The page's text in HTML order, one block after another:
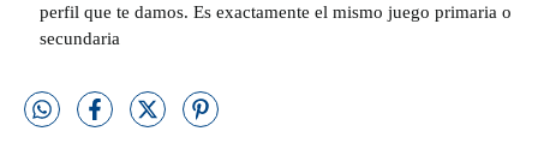
perfil que te damos. Es exactamente el mismo juego primaria o
secundaria